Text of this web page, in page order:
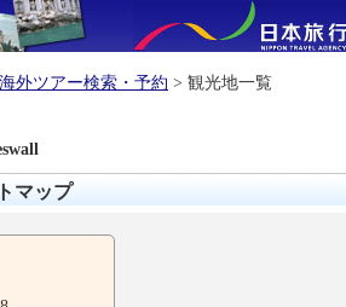
海外ツアー検索・予約 > 観光地一覧
マップ